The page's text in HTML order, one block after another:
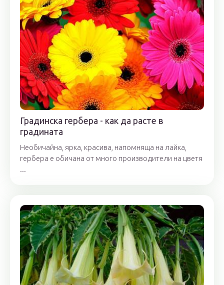
Градинска гербера - как да расте в
градината
Необичайна, ярка, красива, напомняща на лайка,
гербера е обичана от много производители на цветя
...